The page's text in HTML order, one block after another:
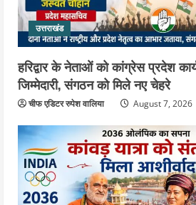
उत्तराखंड
हरिद्वार के नेताओं को कांग्रेस प्रदेश
जिम्मेदारी, संगठन को मिले नए चेहरे
चीफ एडिटर रुपेश वालिया August 7, 2026